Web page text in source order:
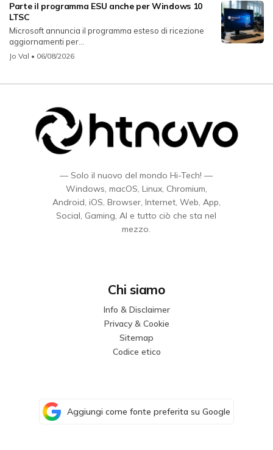
Parte il programma ESU anche per Windows 10
LTSC
Microsoft annuncia il programma esteso di ricezione
aggiornamenti per...
Jo Val • 06/08/2026
— Solo il nuovo del mondo Hi-Tech! —
Windows, macOS, Linux, Chromium,
Android, iOS, Browser, Internet, Web, App,
Social, Gaming, AI e tutto ciò che sta nel
mezzo.
Chi siamo
Info & Disclaimer
Privacy & Cookie
Sitemap
Codice etico
Aggiungi come fonte preferita su Google